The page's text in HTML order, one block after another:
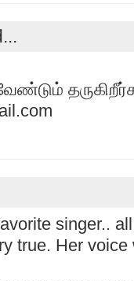
singer..
true. Her voice